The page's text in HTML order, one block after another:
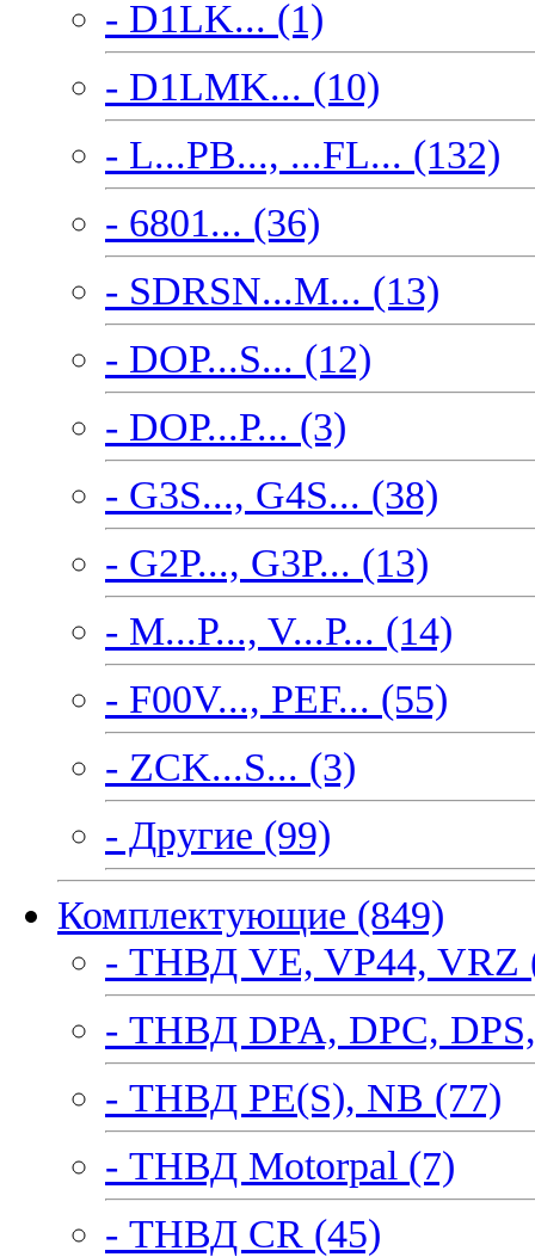
- D1LK... (1)
- D1LMK... (10)
- L...PB..., ...FL... (132)
- 6801... (36)
- SDRSN...M... (13)
- DOP...S... (12)
- DOP...P... (3)
- G3S..., G4S... (38)
- G2P..., G3P... (13)
- M...P..., V...P... (14)
- F00V..., PEF... (55)
- ZCK...S... (3)
- Другие (99)
Комплектующие (849)
- ТНВД VE, VP44, VRZ
- ТНВД DPA, DPC,
- ТНВД PE(S), NB (77)
- ТНВД Motorpal (7)
- ТНВД CR (45)